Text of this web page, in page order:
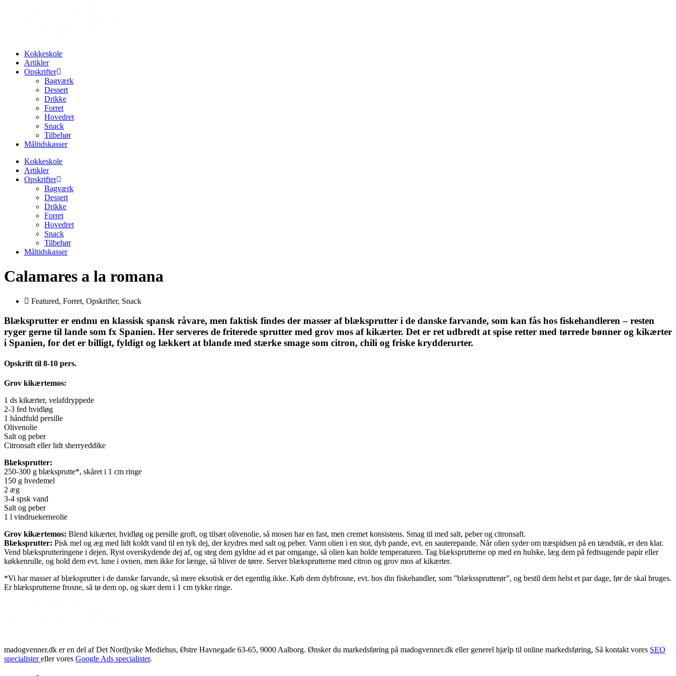
Kokkeskole
Artikler
Opskrifter
Bagværk
Dessert
Drikke
Forret
Hovedret
Snack
Tilbehør
Måltidskasser
Kokkeskole
Artikler
Opskrifter
Bagværk
Dessert
Drikke
Forret
Hovedret
Snack
Tilbehør
Måltidskasser
Calamares a la romana
Featured, Forret, Opskrifter, Snack
Blæksprutter er endnu en klassisk spansk råvare, men faktisk findes der masser af blæksprutter i de danske farvande, som kan fås hos fiskehandleren – resten
ryger gerne til lande som fx Spanien. Her serveres de friterede sprutter med grov mos af kikærter. Det er ret udbredt at spise retter med tørrede bønner og kikærter
i Spanien, for det er billigt, fyldigt og lækkert at blande med stærke smage som citron, chili og friske krydderurter.
Opskrift til 8-10 pers.
Grov kikærtemos:
1 ds kikærter, velafdryppede
2-3 fed hvidløg
1 håndfuld persille
Olivenolie
Salt og peber
Citronsaft eller lidt sherryeddike
Blæksprutter:
250-300 g blæksprutte*, skåret i 1 cm ringe
150 g hvedemel
2 æg
3-4 spsk vand
Salt og peber
1 l vindruekerneolie
Grov kikærtemos: Blend kikærter, hvidløg og persille groft, og tilsæt olivenolie, så mosen har en fast, men cremet konsistens. Smag til med salt, peber og citronsaft.
Blæksprutter: Pisk mel og æg med lidt koldt vand til en tyk dej, der krydres med salt og peber. Varm olien i en stor, dyb pande, evt. en sauterepande. Når olien syder om træspidsen på en tændstik, er den klar.
Vend blæksprutteringene i dejen. Ryst overskydende dej af, og steg dem gyldne ad et par omgange, så olien kan holde temperaturen. Tag blæksprutterne op med en hulske, læg dem på fedtsugende papir eller
køkkenrulle, og hold dem evt. lune i ovnen, men ikke for længe, så bliver de tørre. Server blæksprutterne med citron og grov mos af kikærter.
*Vi har masser af blæksprutter i de danske farvande, så mere eksotisk er det egentlig ikke. Køb dem dybfrosne, evt. hos din fiskehandler, som ”blækssprutterør”, og bestil dem helst et par dage, før de skal bruges.
Er blæksprutterne frosne, så tø dem op, og skær dem i 1 cm tykke ringe.
madogvenner.dk er en del af Det Nordjyske Mediehus, Østre Havnegade 63-65, 9000 Aalborg. Ønsker du markedsføring på madogvenner.dk eller generel hjælp til online markedsføring, Så kontakt vores SEO
specialistereller vores Google Ads specialister.